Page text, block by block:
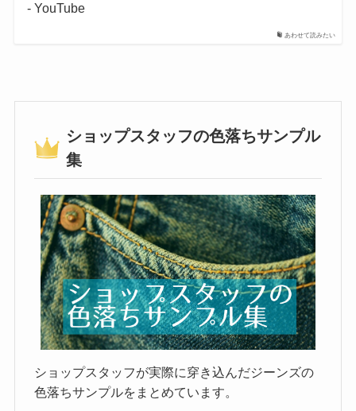
あわせて読みたい
- YouTube
ショップスタッフの色落ちサンプル
集
ショップスタッフが実際に穿き込んだジーンズの
色落ちサンプルをまとめています。